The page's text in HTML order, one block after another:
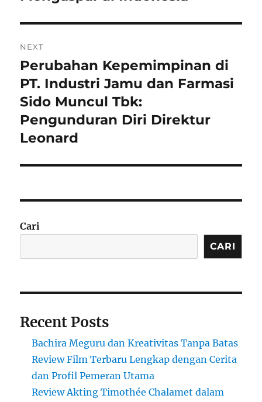
NEXT
Next
post:
Perubahan Kepemimpinan di
PT. Industri Jamu dan Farmasi
Sido Muncul Tbk:
Pengunduran Diri Direktur
Leonard
Cari
CARI
Recent Posts
Bachira Meguru dan Kreativitas Tanpa Batas
Review Film Terbaru Lengkap dengan Cerita
dan Profil Pemeran Utama
Review Akting Timothée Chalamet dalam